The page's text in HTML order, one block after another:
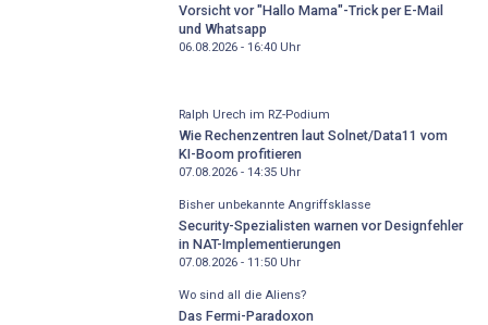
Vorsicht vor "Hallo Mama"-Trick per E-Mail
und Whatsapp
06.08.2026 - 16:40Uhr
Ralph Urech im RZ-Podium
Wie Rechenzentren laut Solnet/Data11 vom
KI-Boom profitieren
07.08.2026 - 14:35Uhr
Bisher unbekannte Angriffsklasse
Security-Spezialisten warnen vor Designfehler
in NAT-Implementierungen
07.08.2026 - 11:50Uhr
Wo sind all die Aliens?
Das Fermi-Paradoxon